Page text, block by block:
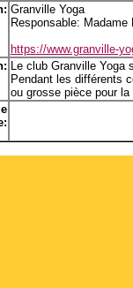
Granville Yoga
Responsable: Madame
https://www.granville-
Le club Granville Yoga
Pendant les différents
ou grosse pièce pour